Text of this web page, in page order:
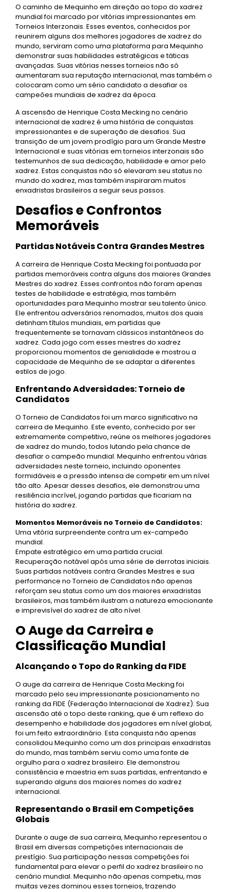
O caminho de Mequinho em direção ao topo do xadrez
mundial foi marcado por vitórias impressionantes em
Torneios Interzonais. Esses eventos, conhecidos por
reunirem alguns dos melhores jogadores de xadrez do
mundo, serviram como uma plataforma para Mequinho
demonstrar suas habilidades estratégicas e táticas
avançadas. Suas vitórias nesses torneios não só
aumentaram sua reputação internacional, mas também o
colocaram como um sério candidato a desafiar os
campeões mundiais de xadrez da época.
A ascensão de Henrique Costa Mecking no cenário
internacional de xadrez é uma história de conquistas
impressionantes e de superação de desafios. Sua
transição de um jovem prodígio para um Grande Mestre
Internacional e suas vitórias em torneios interzonais são
testemunhos de sua dedicação, habilidade e amor pelo
xadrez. Estas conquistas não só elevaram seu status no
mundo do xadrez, mas também inspiraram muitos
enxadristas brasileiros a seguir seus passos.
Desafios e Confrontos
Memoráveis
Partidas Notáveis Contra Grandes Mestres
A carreira de Henrique Costa Mecking foi pontuada por
partidas memoráveis contra alguns dos maiores Grandes
Mestres do xadrez. Esses confrontos não foram apenas
testes de habilidade e estratégia, mas também
oportunidades para Mequinho mostrar seu talento único.
Ele enfrentou adversários renomados, muitos dos quais
detinham títulos mundiais, em partidas que
frequentemente se tornavam clássicos instantâneos do
xadrez. Cada jogo com esses mestres do xadrez
proporcionou momentos de genialidade e mostrou a
capacidade de Mequinho de se adaptar a diferentes
estilos de jogo.
Enfrentando Adversidades: Torneio de
Candidatos
O Torneio de Candidatos foi um marco significativo na
carreira de Mequinho. Este evento, conhecido por ser
extremamente competitivo, reúne os melhores jogadores
de xadrez do mundo, todos lutando pela chance de
desafiar o campeão mundial. Mequinho enfrentou várias
adversidades neste torneio, incluindo oponentes
formidáveis e a pressão intensa de competir em um nível
tão alto. Apesar desses desafios, ele demonstrou uma
resiliência incrível, jogando partidas que ficariam na
história do xadrez.
Momentos Memoráveis no Torneio de Candidatos:
Uma vitória surpreendente contra um ex-campeão
mundial.
Empate estratégico em uma partida crucial.
Recuperação notável após uma série de derrotas iniciais.
Suas partidas notáveis contra Grandes Mestres e sua
performance no Torneio de Candidatos não apenas
reforçam seu status como um dos maiores enxadristas
brasileiros, mas também ilustram a natureza emocionante
e imprevisível do xadrez de alto nível.
O Auge da Carreira e
Classificação Mundial
Alcançando o Topo do Ranking da FIDE
O auge da carreira de Henrique Costa Mecking foi
marcado pelo seu impressionante posicionamento no
ranking da FIDE (Federação Internacional de Xadrez). Sua
ascensão até o topo deste ranking, que é um reflexo do
desempenho e habilidade dos jogadores em nível global,
foi um feito extraordinário. Esta conquista não apenas
consolidou Mequinho como um dos principais enxadristas
do mundo, mas também serviu como uma fonte de
orgulho para o xadrez brasileiro. Ele demonstrou
consistência e maestria em suas partidas, enfrentando e
superando alguns dos maiores nomes do xadrez
internacional.
Representando o Brasil em Competições
Globais
Durante o auge de sua carreira, Mequinho representou o
Brasil em diversas competições internacionais de
prestígio. Sua participação nessas competições foi
fundamental para elevar o perfil do xadrez brasileiro no
cenário mundial. Mequinho não apenas competiu, mas
muitas vezes dominou esses torneios, trazendo